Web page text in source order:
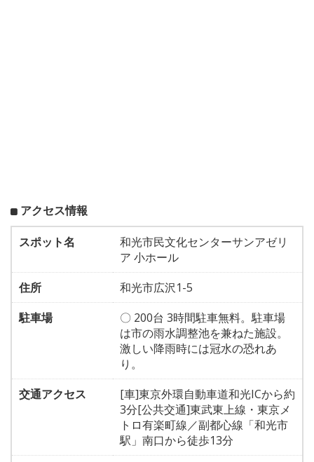
アクセス情報
スポット名
和光市民文化センターサンアゼリ
ア 小ホール
住所
和光市広沢1-5
駐車場
〇 200台 3時間駐車無料。駐車場
は市の雨水調整池を兼ねた施設。
激しい降雨時には冠水の恐れあ
り。
交通アクセス
[車]東京外環自動車道和光ICから約
3分[公共交通]東武東上線・東京メ
トロ有楽町線／副都心線「和光市
駅」南口から徒歩13分